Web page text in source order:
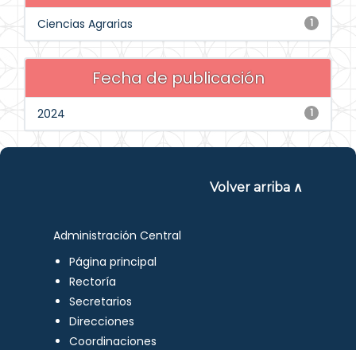
1
Ciencias Agrarias
Fecha de publicación
1
2024
Volver arriba ∧
Administración Central
Página principal
Rectoría
Secretarios
Direcciones
Coordinaciones